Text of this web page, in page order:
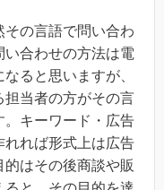
の言語で問い合わ
合わせの方法は電
ると思いますが、
担当者の方がその言
。キーワード・広告
れれば形式上は広告
はその後商談や販